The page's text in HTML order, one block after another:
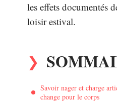
les effets documentés
loisir estival.
Savoir nager et charge
change pour le corps